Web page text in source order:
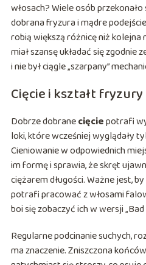
włosach? Wiele osób
dobrana fryzura i mądre
robią większą różnicę niż kolejna
miał szansę układać się
i nie był ciągle „szarpany”
Cięcie i kształt fryzury
Dobrze dobranecięciepotrafi
loki, które wcześniej wyglądały
Cieniowanie w odpowiednich
im formę i sprawia, że skręt
ciężarem długości. Ważne jest,
potrafi pracować z włosami
boi się zobaczyć ich w wersji „Bad
Regularne podcinanie suchych,
ma znaczenie. Zniszczona